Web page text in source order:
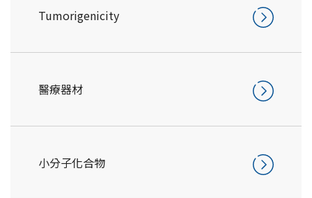
Tumorigenicity
醫療器材
小分子化合物